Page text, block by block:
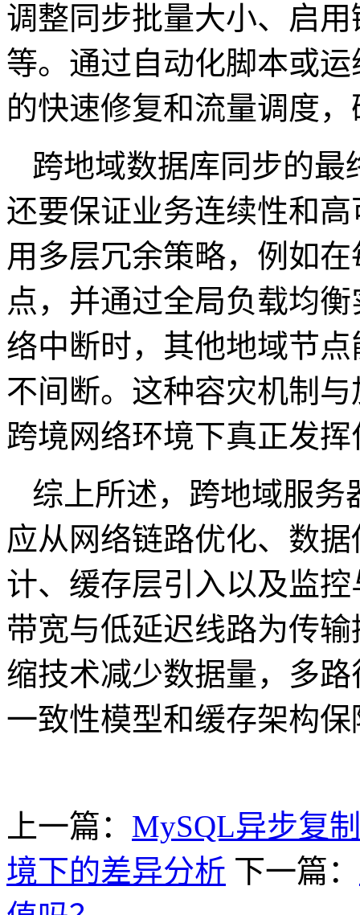
调整同步批量大小、启
等。通过自动化脚本或
的快速修复和流量调度
跨地域数据库同步的
还要保证业务连续性和
用多层冗余策略，例如
点，并通过全局负载均
络中断时，其他地域节
不间断。这种容灾机制
跨境网络环境下真正发挥
综上所述，跨地域服务
应从网络链路优化、数
计、缓存层引入以及监
带宽与低延迟线路为传
缩技术减少数据量，多
一致性模型和缓存架构
上一篇： MySQL异步复
境下的差异分析 下一篇：